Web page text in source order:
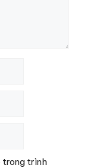
trong trình